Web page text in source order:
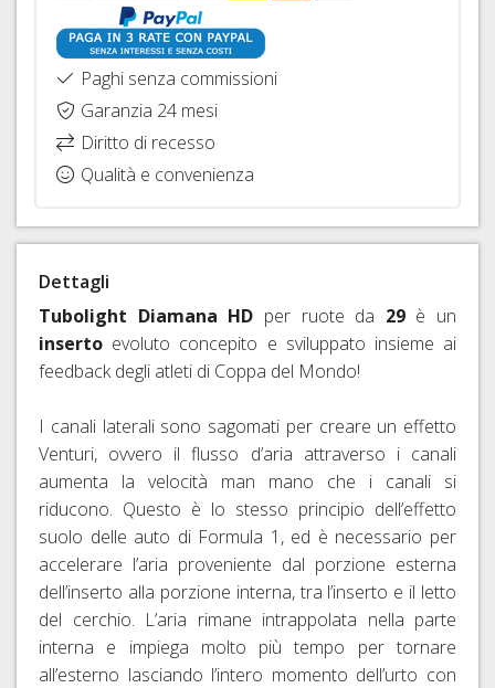
SIGILLANTI
TRASFORMAZIONE
TUBELESS,
E
Paghi senza commissioni
Garanzia 24 mesi
Diritto di recesso
Qualità e convenienza
Dettagli
Tubolight Diamana HD per ruote da 29è un
inserto evoluto concepito e sviluppato insieme ai
feedback degli atleti di Coppa del Mondo!
I canali laterali sono sagomati per creare un effetto
Venturi, ovvero il flusso d’aria attraverso i canali
aumenta la velocità man mano che i canali si
riducono. Questo è lo stesso principio dell’effetto
suolo delle auto di Formula 1, ed è necessario per
accelerare l’aria proveniente dal porzione esterna
dell’inserto alla porzione interna, tra l’inserto e il letto
del cerchio. L’aria rimane intrappolata nella parte
interna e impiega molto più tempo per tornare
all’esterno lasciando l’intero momento dell’urto con